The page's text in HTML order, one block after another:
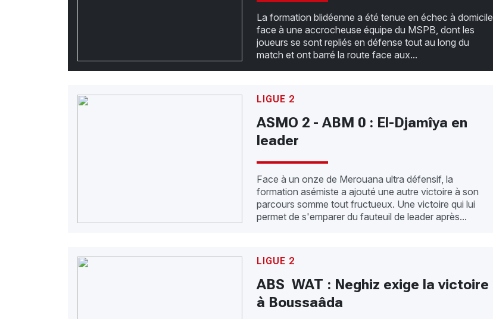
La formation blidéenne a été tenue en échec à domicile
face à une accrocheuse équipe du MSPB, dont les
joueurs se sont repliés en défense tout au long du
match et ont barré la route face aux...
LIGUE 2
ASMO 2 - ABM 0 : El-Djamîya en
leader
Face à un onze de Merouana ultra défensif, la
formation asémiste a ajouté une autre victoire à son
parcours somme tout fructueux. Une victoire qui lui
permet de s'emparer du fauteuil de leader après...
LIGUE 2
ABS  WAT : Neghiz exige la victoire
à Boussaâda